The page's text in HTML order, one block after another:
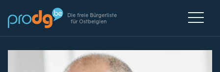
Die freie Bürgerliste
für Ostbelgien